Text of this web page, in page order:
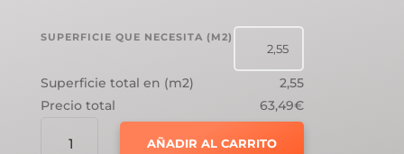
SUPERFICIE QUE NECESITA (M2)
Superficie total en (m2)
2,55
Precio total
63,49€
LC150
AÑADIR AL CARRITO